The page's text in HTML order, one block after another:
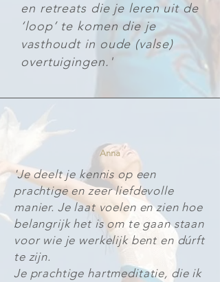
en retreats die je leren uit de
‘loop’ te komen die je
vasthoudt in oude (valse)
overtuigingen.' ​​
Anna
'Je deelt je kennis op een
prachtige en zeer liefdevolle
manier. Je laat voelen en zien hoe
belangrijk het is om te gaan staan
voor wie je werkelijk bent en dúrft
te zijn.
Je prachtige hartmeditatie, die ik